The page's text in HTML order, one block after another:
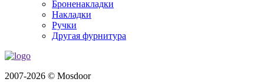
Броненакладки
Накладки
Ручки
Другая фурнитура
2007-2026 © Mosdoor